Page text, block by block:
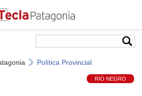
Política Provincial
RIO NEGRO